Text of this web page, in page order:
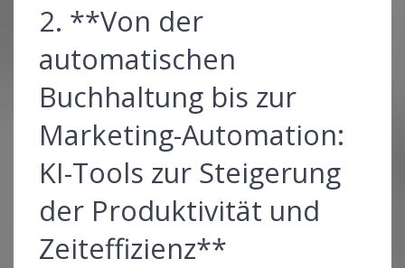
2. **Von der
automatischen
Buchhaltung bis zur
Marketing-Automation:
KI-Tools zur Steigerung
der Produktivität und
Zeiteffizienz**